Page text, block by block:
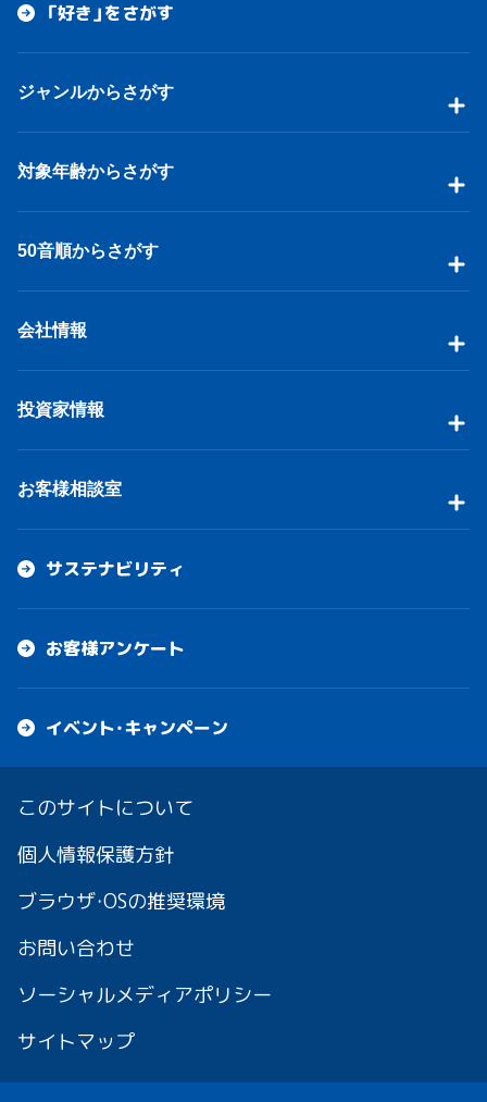
「好き」をさがす
ジャンルからさがす
対象年齢からさがす
50音順からさがす
会社情報
投資家情報
お客様相談室
サステナビリティ
お客様アンケート
イベント・キャンペーン
このサイトについて
個人情報保護方針
ブラウザ・OSの推奨環境
お問い合わせ
ソーシャルメディアポリシー
サイトマップ